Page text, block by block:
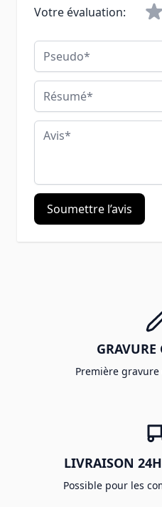
Votre évaluation:
Pseudo
Résumé
Avis
Soumettre l’avis
GRAVURE
Première
LIVRAISON
Possible pour les